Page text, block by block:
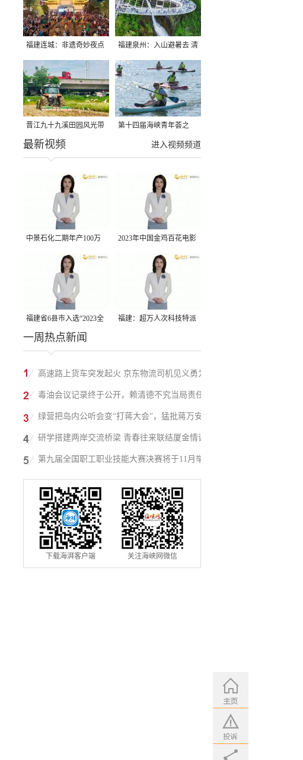
福建连城：非遗奇妙夜点
亮夏夜
福建泉州：入山避暑去 清
凉好惬意
晋江九十九溪田园风光带
千亩早稻迎来成熟收割季
第十四届海峡青年荟之
2026榕台青年大学生水上
进入视频频道
最新视频
中景石化二期年产100万
吨丙烷脱氢项目建成中交
2023年中国金鸡百花电影
节有福电影巡展31日启动
福建省6县市入选“2023全
国县域发展潜力百强县”
福建：超万人次科技特派
一周热点新闻
高速路上货车突发起火 京东物流司机见义勇为
施救挽回损失
毒油会议记录终于公开，赖清德不究当局责任
反甩锅卢秀燕，蓝营点名责任官员要求撤职下
绿营把岛内公听会变“打蒋大会”，猛批蒋万安
废除监察机构主张，遭蓝营搬出蔡英文、赖清
研学搭建两岸交流桥梁 青春往来联结厦金情谊
第九届全国职工职业技能大赛决赛将于11月举
行
下载海湃客户端 关注海峡网微信